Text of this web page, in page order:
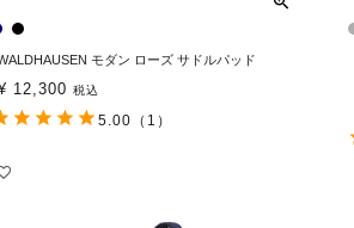
モダン ローズ サドルパッド
12,300 税込
5.00 （1）